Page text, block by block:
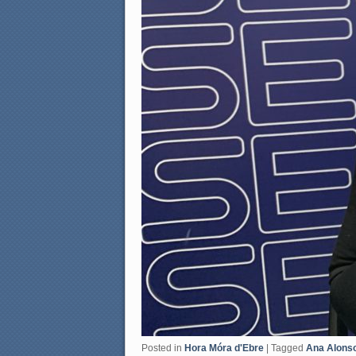
Posted in Hora Móra d'Ebre | Tagged Ana